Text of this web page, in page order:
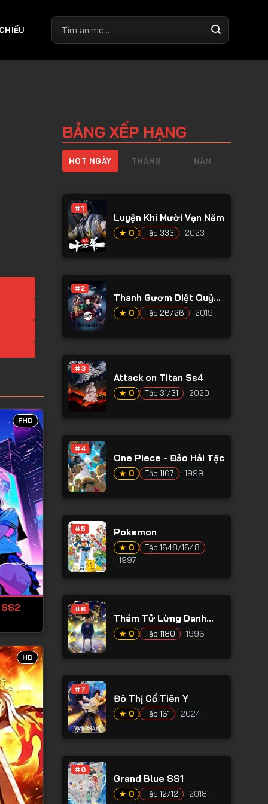
FHD
HD
BẢNG XẾP HẠNG
HOT NGÀY THÁNG NĂM
#1
Luyện Khí Mười Vạn Năm
★ 0 Tập 333 2023
#2
Thanh Gươm Diệt Quỷ
Phần 1
★ 0 Tập 26/26 2019
#3
Attack on Titan Ss4
★ 0 Tập 31/31 2020
#4
One Piece - Đảo Hải Tặc
★ 0 Tập 1167 1999
#5 Pokemon
★ 0
Tập 1648/1648
1997
#6
Thám Tử Lừng Danh
Conan
★ 0 Tập 1180 1996
#7
Đô Thị Cổ Tiên Y
★ 0 Tập 161 2024
#8
Grand Blue SS1
★ 0 Tập 12/12 2018